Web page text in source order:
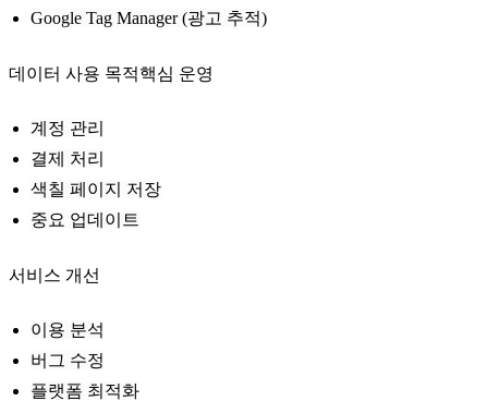
Google Tag Manager (광고 추적)
데이터 사용 목적핵심 운영
계정 관리
결제 처리
색칠 페이지 저장
중요 업데이트
서비스 개선
이용 분석
버그 수정
플랫폼 최적화